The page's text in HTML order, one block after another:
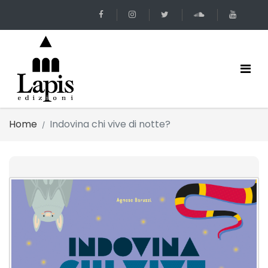
Home Indovina chi vive di notte?